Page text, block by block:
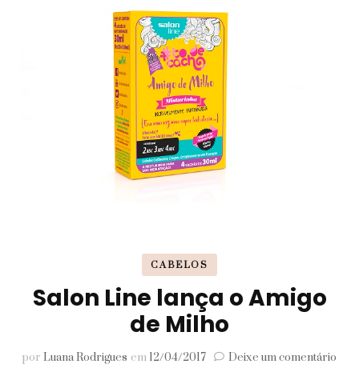
CABELOS
Salon Line lança o Amigo
de Milho
por Luana Rodrigues em 12/04/2017 Deixe um comentário